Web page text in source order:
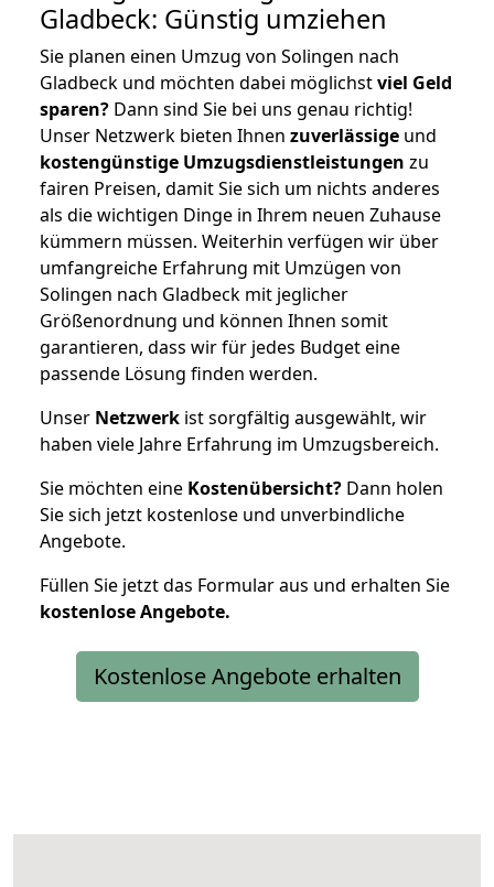
Gladbeck: Günstig umziehen
Sie planen einen Umzug von Solingen nach
Gladbeck und möchten dabei möglichstviel Geld
sparen? Dann sind Sie bei uns genau richtig!
Unser Netzwerk bieten Ihnen zuverlässige und
kostengünstige Umzugsdienstleistungen zu
fairen Preisen, damit Sie sich um nichts anderes
als die wichtigen Dinge in Ihrem neuen Zuhause
kümmern müssen. Weiterhin verfügen wir über
umfangreiche Erfahrung mit Umzügen von
Solingen nach Gladbeck mit jeglicher
Größenordnung und können Ihnen somit
garantieren, dass wir für jedes Budget eine
passende Lösung finden werden.
Unser Netzwerk ist sorgfältig ausgewählt, wir
haben viele Jahre Erfahrung im Umzugsbereich.
Sie möchten eine Kostenübersicht? Dann holen
Sie sich jetzt kostenlose und unverbindliche
Angebote.
Füllen Sie jetzt das Formular aus und erhalten Sie
kostenloseAngebote.
Kostenlose Angebote erhalten